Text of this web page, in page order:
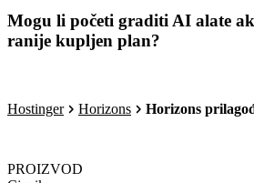
Mogu li početi graditi AI alate
ranije kupljen plan?
Hostinger Horizons Horizons
PROIZVOD